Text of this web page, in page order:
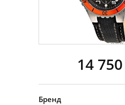
14 750
Бренд